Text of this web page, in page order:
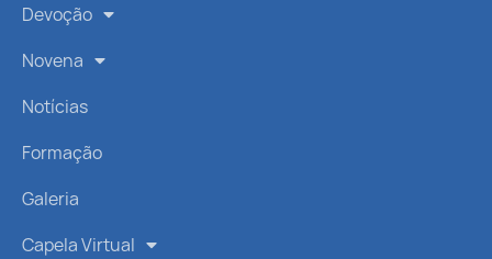
Devoção
Novena
Notícias
Formação
Galeria
Capela Virtual